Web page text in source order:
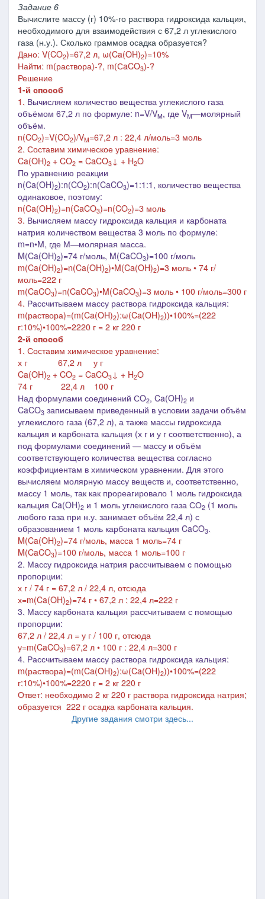
Задание 6
Вычислите массу (г) 10%-го раствора гидроксида кальция,
необходимого для взаимодействия с 67,2 л углекислого
газа (н.у.). Сколько граммов осадка образуется?
Дано: V(CO2)=67,2 л, ω(Ca(OH)2)=10%
Найти: m(раствора)-?, m(СaCO3)-?
Решение
1-й способ
1. Вычисляем количество вещества углекислого газа
объёмом 67,2 л по формуле: n=V/VM, где VM―молярный
объём.
n(CO2)=V(CO2)/VM=67,2 л : 22,4 л/моль=3 моль
2. Составим химическое уравнение:
Ca(OH)2 + CO2 = CaCO3↓ + H2O
По уравнению реакции
n(Ca(OH)2):n(CO2):n(CaCO3)=1:1:1, количество вещества
одинаковое, поэтому:
n(Ca(OH)2)=n(CaCO3)=n(CO2)=3 моль
3. Вычисляем массу гидроксида кальция и карбоната
натрия количеством вещества 3 моль по формуле:
m=n•M, где М―молярная масса.
M(Ca(OH)2)=74 г/моль, M(CaCO3)=100 г/моль
m(Ca(OH)2)=n(Ca(OH)2)•M(Ca(OH)2)=3 моль • 74 г/
моль=222 г
m(CaCO3)=n(CaCO3)•M(CaCO3)=3 моль • 100 г/моль=300 г
4. Рассчитываем массу раствора гидроксида кальция:
m(раствора)=(m(Ca(OH)2):ω(Ca(OH)2))•100%=(222
г:10%)•100%=2220 г = 2 кг 220 г
2-й способ
1. Составим химическое уравнение:
х г 67,2 л у г
Ca(OH)2 + CO2 = CaCO3↓ + H2O
74 г 22,4 л 100 г
Над формулами соединений СO2, Ca(OH)2 и
CaCO3 записываем приведенный в условии задачи объём
углекислого газа (67,2 л), а также массы гидроксида
кальция и карбоната кальция (х г и у г соответственно), а
под формулами соединений ― массу и объём
соответствующего количества вещества согласно
коэффициентам в химическом уравнении. Для этого
вычисляем молярную массу веществ и, соответственно,
массу 1 моль, так как прореагировало 1 моль гидроксида
кальция Ca(OH)2 и 1 моль углекислого газа СО2 (1 моль
любого газа при н.у. занимает объём 22,4 л) с
образованием 1 моль карбоната кальция CaCO3.
M(Ca(OH)2)=74 г/моль, масса 1 моль=74 г
M(CaCO3)=100 г/моль, масса 1 моль=100 г
2. Массу гидроксида натрия рассчитываем с помощью
пропорции:
х г / 74 г = 67,2 л / 22,4 л, отсюда
х=m(Ca(OH)2)=74 г • 67,2 л : 22,4 л=222 г
3. Массу карбоната кальция рассчитываем с помощью
пропорции:
67,2 л / 22,4 л = у г / 100 г, отсюда
у=m(CaCO3)=67,2 л • 100 г : 22,4 л=300 г
4. Рассчитываем массу раствора гидроксида кальция:
m(раствора)=(m(Ca(OH)2):ω(Ca(OH)2))•100%=(222
г:10%)•100%=2220 г = 2 кг 220 г
Ответ: необходимо 2 кг 220 г раствора гидроксида натрия;
образуется 222 г осадка карбоната кальция.
Другие задания смотри здесь...